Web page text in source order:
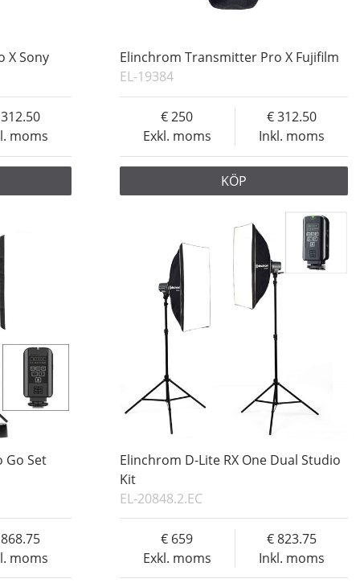
X Sony
moms
312.50
Elinchrom Transmitter Pro X Fujifilm
EL-19384
Exkl. moms
250
Inkl. moms
312.50
KÖP
Go Set
moms
868.75
Elinchrom D-Lite RX One Dual Studio
Kit
EL-20848.2.EC
Exkl. moms
659
Inkl. moms
823.75